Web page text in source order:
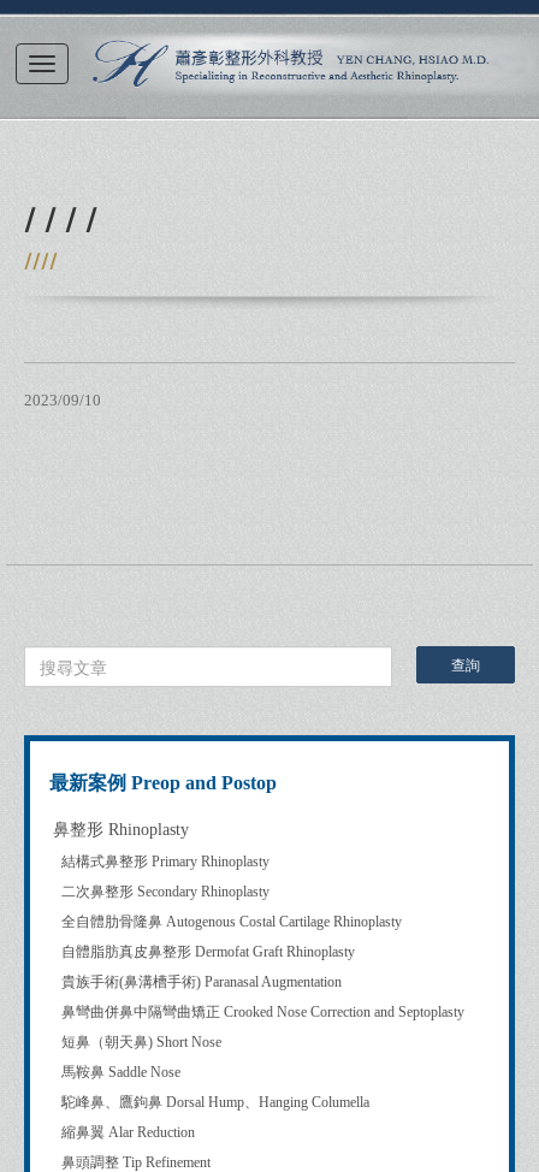
/ / / /
////
2023/09/10
最新案例 Preop and Postop
鼻整形 Rhinoplasty
結構式鼻整形 Primary Rhinoplasty
二次鼻整形 Secondary Rhinoplasty
全自體肋骨隆鼻 Autogenous Costal Cartilage Rhinoplasty
自體脂肪真皮鼻整形 Dermofat Graft Rhinoplasty
貴族手術(鼻溝槽手術) Paranasal Augmentation
鼻彎曲併鼻中隔彎曲矯正 Crooked Nose Correction and Septoplasty
短鼻（朝天鼻) Short Nose
馬鞍鼻 Saddle Nose
駝峰鼻、鷹鉤鼻 Dorsal Hump、Hanging Columella
縮鼻翼 Alar Reduction
鼻頭調整 Tip Refinement